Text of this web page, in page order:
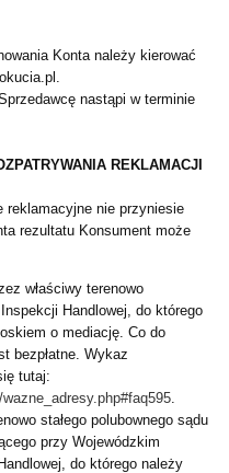
Konta należy kierować
nastąpi w terminie
REKLAMACJI
reklamacyjne nie przyniesie
rezultatu Konsument może
właściwy terenowo
Handlowej, do którego
o mediację. Co do
bezpłatne. Wykaz
tutaj:
stałego polubownego sądu
przy Wojewódzkim
do którego należy